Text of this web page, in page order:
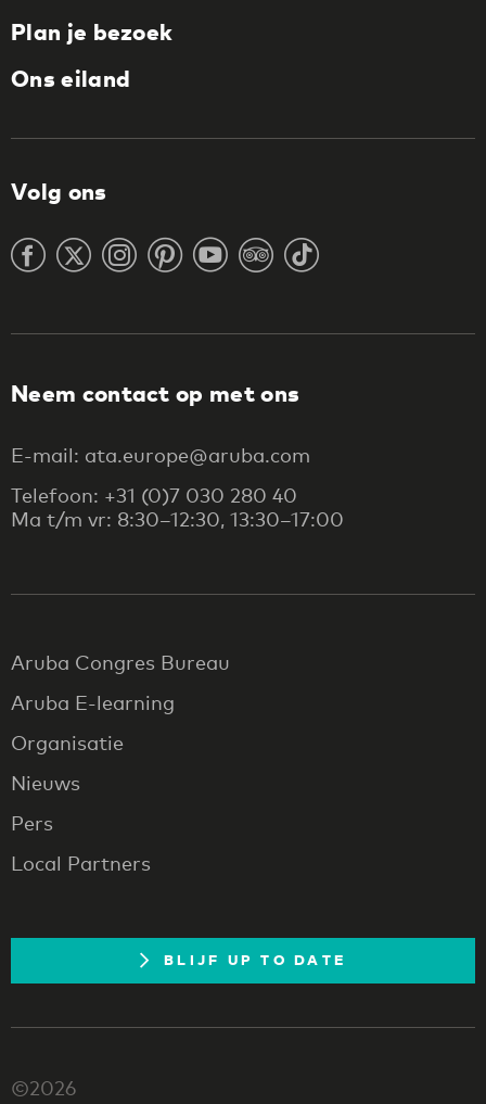
Plan je bezoek
Ons eiland
Volg ons
Neem contact op met ons
E-mail: ata.europe@aruba.com
Telefoon: +31 (0)7 030 280 40
Ma t/m vr: 8:30–12:30, 13:30–17:00
Aruba Congres Bureau
Aruba E-learning
Organisatie
Nieuws
Pers
Local Partners
BLIJF UP TO DATE
©2026